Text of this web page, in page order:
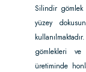
Silindir gömlek
yüzey
gömlekleri
üretiminde